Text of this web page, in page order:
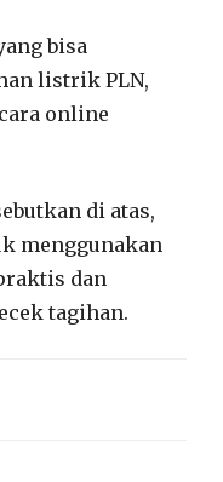
bisa
listrik PLN,
online
di atas,
menggunakan
dan
tagihan.